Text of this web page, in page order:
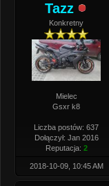
Tazz
Konkretny
Mielec
Gsxr k8
Liczba postów: 637
Dołączył: Jan 2016
Reputacja: 2
2018-10-09, 10:45 AM